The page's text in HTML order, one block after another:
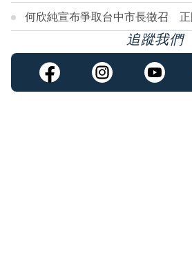
何欣純宣布爭取台中市長徵召 正
追蹤我們